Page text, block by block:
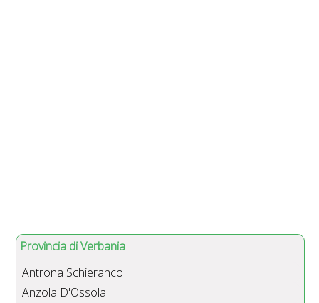
Provincia di Verbania
Antrona Schieranco
Anzola D'Ossola